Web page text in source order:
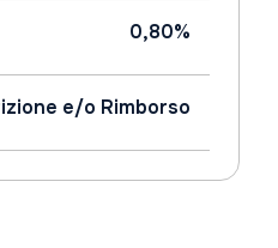
0,80%
e/o Rimborso